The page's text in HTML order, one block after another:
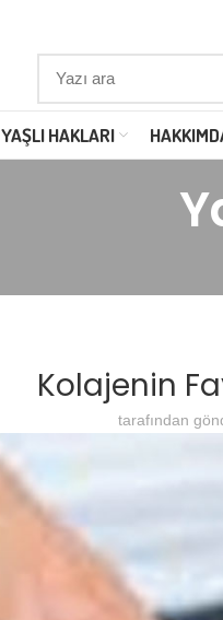
YAŞLI HAKLARI
Kolajenin
tarafından